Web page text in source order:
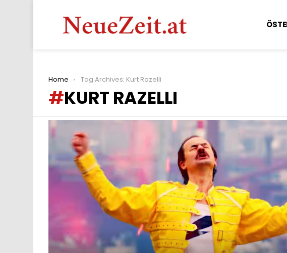
You are here:
Home Tag Archives: Kurt Razelli
KURT RAZELLI
LATEST
STORIES